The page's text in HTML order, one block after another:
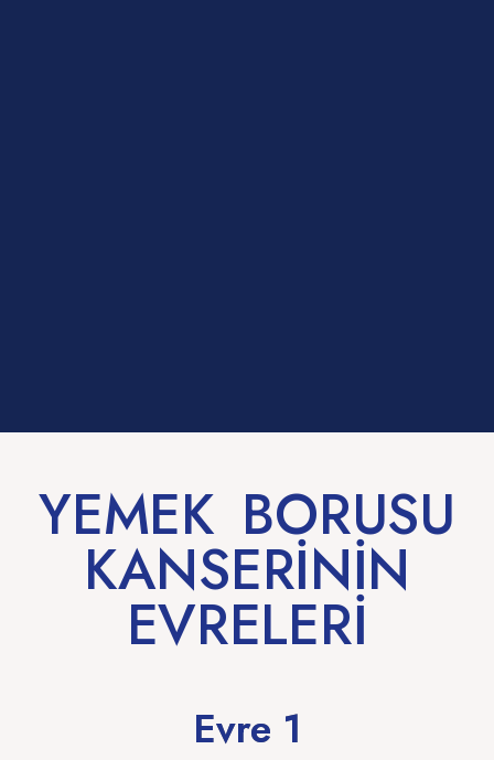
YEMEK BORUSU
KANSERİNİN
EVRELERİ
Evre 1